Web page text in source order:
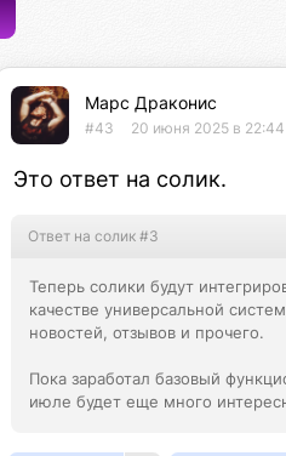
Марс Драконис
#43 20 июня 2025 в 22:44
Это ответ на солик.
Ответ на солик #3
Теперь солики будут
качестве универсальной
новостей, отзывов и прочего.
Пока заработал базовый
июле будет еще много